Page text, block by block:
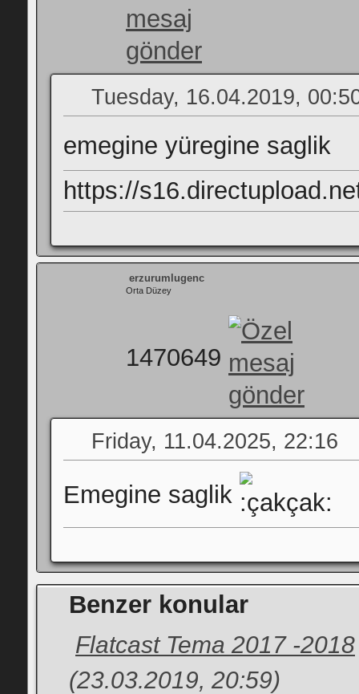
Tuesday, 16.04.2019,
emegine yüregine saglik
https://
erzurumlugenc
Orta Düzey
1470649
Friday, 11.04.2025, 22:16
Emegine saglik
Benzer konular
Flatcast Tema 2017 -2018
(23.03.2019, 20:59)